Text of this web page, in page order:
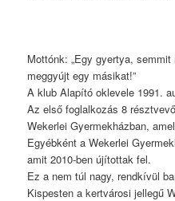
Mottónk: „Egy gyertya,
meggyújt egy másikat!”
A klub Alapító oklevele 1991.
Az első foglalkozás 8
Wekerlei Gyermekházban,
Egyébként a Wekerlei
amit 2010-ben újítottak fel.
Ez a nem túl nagy, rendkívül
Kispesten a kertvárosi jellegű